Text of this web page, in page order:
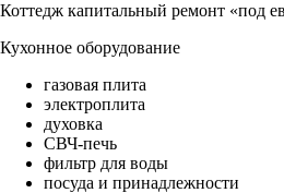
Коттедж капитальный ремонт «под
Кухонное оборудование
газовая плита
электроплита
духовка
СВЧ-печь
фильтр для воды
посуда и принадлежности